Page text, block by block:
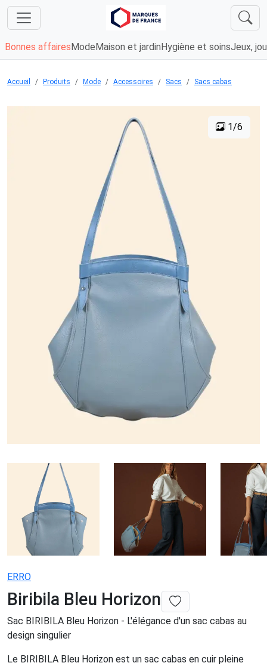
Bonnes affaires Mode Maison et jardin Hygiène et soinsJeux,
Accueil Produits Mode Accessoires Sacs Sacs cabas
1/6
ERRO
Biribila Bleu Horizon
Sac BIRIBILA Bleu Horizon - L'élégance d'un sac cabas au
design singulier
Le BIRIBILA Bleu Horizon est un sac cabas en cuir pleine